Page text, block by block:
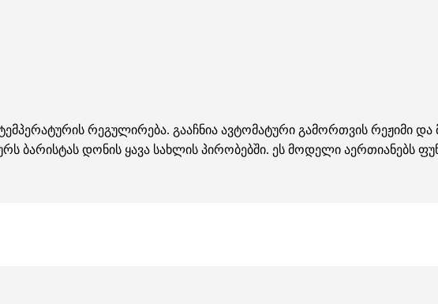
რეგულირება. გააჩნია ავტომატური გამორთვის რეჟიმი
ბარისტას დონის ყავა სახლის პირობებში. ეს მოდელი აერთიანებს